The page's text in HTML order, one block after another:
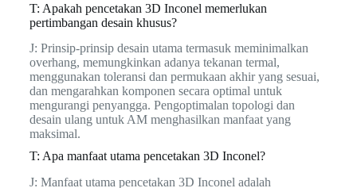
T: Apakah pencetakan 3D Inconel memerlukan
pertimbangan desain khusus?
J: Prinsip-prinsip desain utama termasuk meminimalkan
overhang, memungkinkan adanya tekanan termal,
menggunakan toleransi dan permukaan akhir yang sesuai,
dan mengarahkan komponen secara optimal untuk
mengurangi penyangga. Pengoptimalan topologi dan
desain ulang untuk AM menghasilkan manfaat yang
maksimal.
T: Apa manfaat utama pencetakan 3D Inconel?
J: Manfaat utama pencetakan 3D Inconel adalah